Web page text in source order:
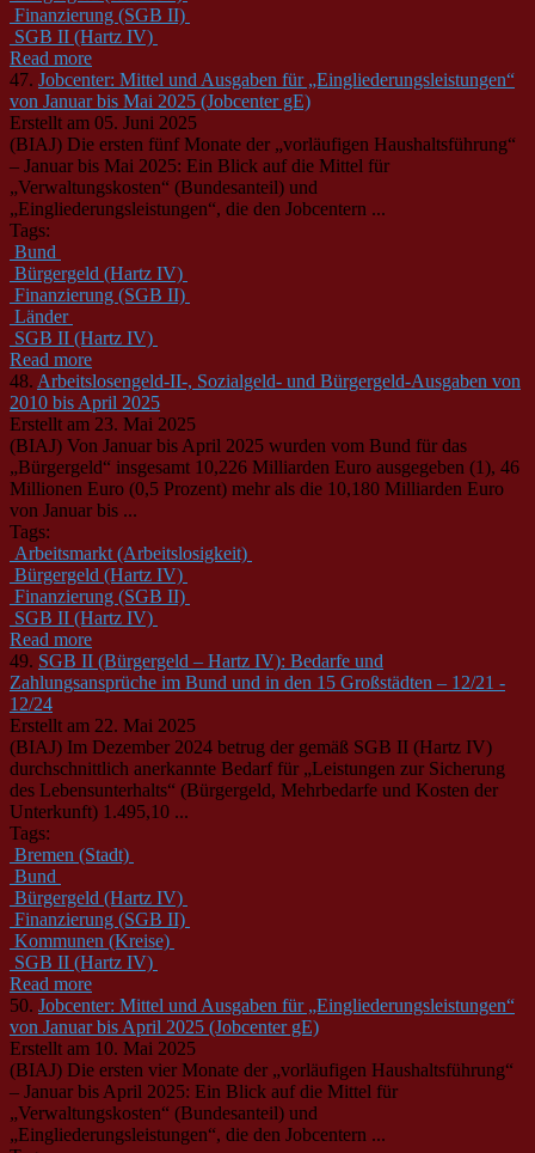
Finanzierung (SGB II)
SGB II (Hartz IV)
Read more
47. Jobcenter: Mittel und Ausgaben für „Eingliederungsleistungen“
von Januar bis Mai 2025 (Jobcenter gE)
Erstellt am 05. Juni 2025
(BIAJ) Die ersten fünf Monate der „vorläufigen Haushaltsführung“
– Januar bis Mai 2025: Ein Blick auf die Mittel für
„Verwaltungskosten“ (Bundesanteil) und
„Eingliederungsleistungen“, die den Jobcentern ...
Tags:
Bund
Bürgergeld (Hartz IV)
Finanzierung (SGB II)
Länder
SGB II (Hartz IV)
Read more
48. Arbeitslosengeld-II-, Sozialgeld- und Bürgergeld-Ausgaben von
2010 bis April 2025
Erstellt am 23. Mai 2025
(BIAJ) Von Januar bis April 2025 wurden vom Bund für das
„Bürgergeld“ insgesamt 10,226 Milliarden Euro ausgegeben (1), 46
Millionen Euro (0,5 Prozent) mehr als die 10,180 Milliarden Euro
von Januar bis ...
Tags:
Arbeitsmarkt (Arbeitslosigkeit)
Bürgergeld (Hartz IV)
Finanzierung (SGB II)
SGB II (Hartz IV)
Read more
49. SGB II (Bürgergeld – Hartz IV): Bedarfe und
Zahlungsansprüche im Bund und in den 15 Großstädten – 12/21 -
12/24
Erstellt am 22. Mai 2025
(BIAJ) Im Dezember 2024 betrug der gemäß SGB II (Hartz IV)
durchschnittlich anerkannte Bedarf für „Leistungen zur Sicherung
des Lebensunterhalts“ (Bürgergeld, Mehrbedarfe und Kosten der
Unterkunft) 1.495,10 ...
Tags:
Bremen (Stadt)
Bund
Bürgergeld (Hartz IV)
Finanzierung (SGB II)
Kommunen (Kreise)
SGB II (Hartz IV)
Read more
50. Jobcenter: Mittel und Ausgaben für „Eingliederungsleistungen“
von Januar bis April 2025 (Jobcenter gE)
Erstellt am 10. Mai 2025
(BIAJ) Die ersten vier Monate der „vorläufigen Haushaltsführung“
– Januar bis April 2025: Ein Blick auf die Mittel für
„Verwaltungskosten“ (Bundesanteil) und
„Eingliederungsleistungen“, die den Jobcentern ...